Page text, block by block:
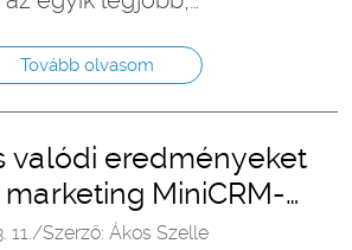
Tovább olvasom
valódi eredményeket
MiniCRM-
11./Szerző: Ákos Szelle